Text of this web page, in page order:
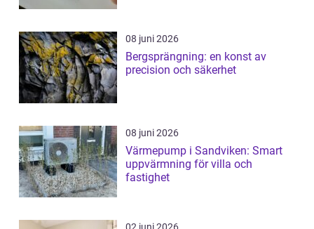
08 juni 2026
Bergsprängning: en konst av
precision och säkerhet
08 juni 2026
Värmepump i Sandviken: Smart
uppvärmning för villa och
fastighet